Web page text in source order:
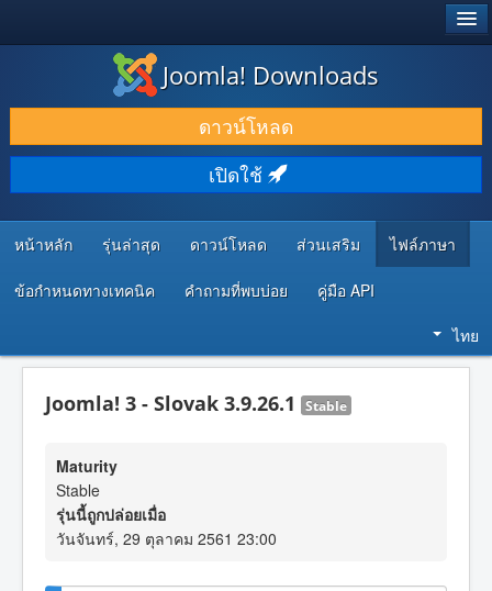
ดาวน์โหลด & ส่วนเสริม
ค้นคว้า & เรียนรู้
ชุมชน & สนับสนุน
ทรัพยากรสำหรับนักพัฒนา
Joomla! Downloads
ดาวน์โหลด
เปิดใช้
หน้าหลัก รุ่นล่าสุด ดาวน์โหลด ส่วนเสริม ไฟล์ภาษา
ข้อกำหนดทางเทคนิค คำถามที่พบบ่อย คู่มือ API
ไทย
Joomla! 3 - Slovak 3.9.26.1 Stable
Maturity
Stable
รุ่นนี้ถูกปล่อยเมื่อ
วันจันทร์, 29 ตุลาคม 2561 23:00